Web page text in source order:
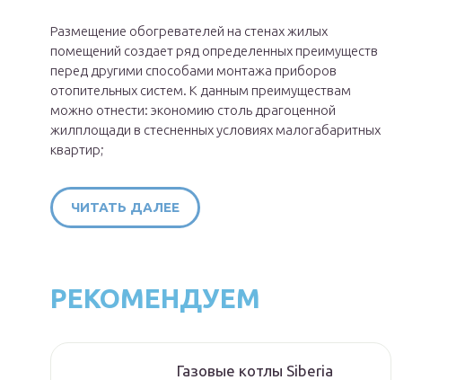
Размещение обогревателей на стенах жилых
помещений создает ряд определенных преимуществ
перед другими способами монтажа приборов
отопительных систем. К данным преимуществам
можно отнести: экономию столь драгоценной
жилплощади в стесненных условиях малогабаритных
квартир;
ЧИТАТЬ ДАЛЕЕ
РЕКОМЕНДУЕМ
Газовые котлы Siberia